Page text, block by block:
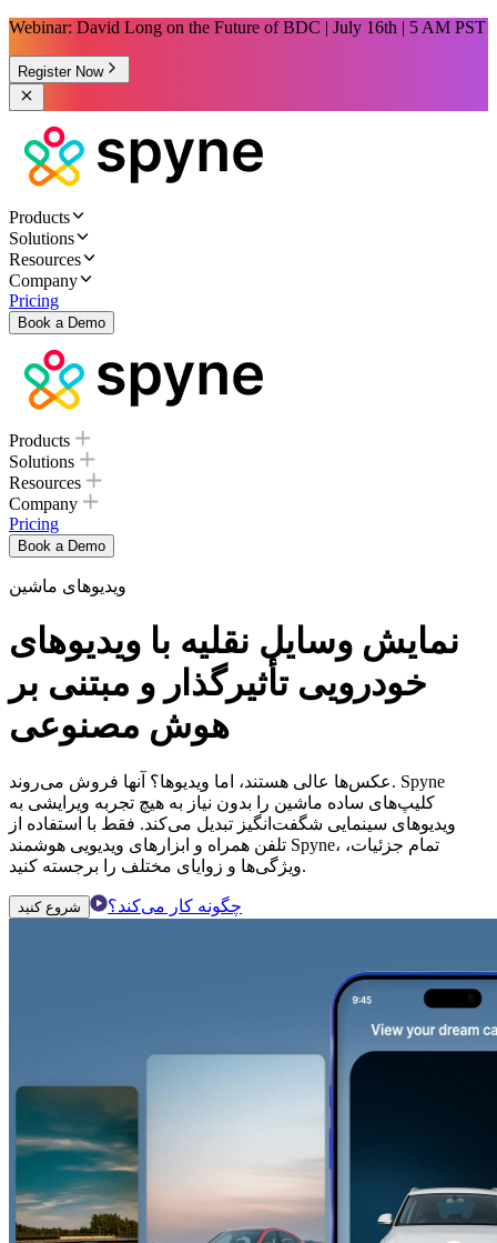
Webinar: David Long on the Future of BDC | July 16th | 5 AM PST
Register Now
Products
Solutions
Resources
Company
Pricing
Book a Demo
Products
Solutions
Resources
Company
Pricing
Book a Demo
ویدیوهای ماشین
نمایش وسایل نقلیه با ویدیوهای
خودرویی تأثیرگذار و مبتنی بر
هوش مصنوعی
عکس‌ها عالی هستند، اما ویدیوها؟ آنها فروش می‌روند. Spyne
کلیپ‌های ساده ماشین را بدون نیاز به هیچ تجربه ویرایشی به
ویدیوهای سینمایی شگفت‌انگیز تبدیل می‌کند. فقط با استفاده از
تلفن همراه و ابزارهای ویدیویی هوشمند Spyne، تمام جزئیات،
ویژگی‌ها و زوایای مختلف را برجسته کنید.
شروع کنید چگونه کار می‌کند؟